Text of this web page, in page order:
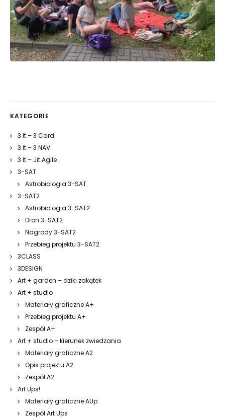
KATEGORIE
3 It – 3 Card
3 It – 3 NAV
3 It – Jit Agile
3-SAT
Astrobiologia 3-SAT
3-SAT2
Astrobiologia 3-SAT2
Dron 3-SAT2
Nagrody 3-SAT2
Przebieg projektu 3-SAT2
3CLASS
3DESIGN
Art + garden – dziki zakątek
Art + studio
Materiały graficzne A+
Przebieg projektu A+
Zespół A+
Art + studio – kierunek zwiedzania
Materiały graficzne A2
Opis projektu A2
Zespół A2
Art Ups!
Materiały graficzne AUp
Zespół Art Ups